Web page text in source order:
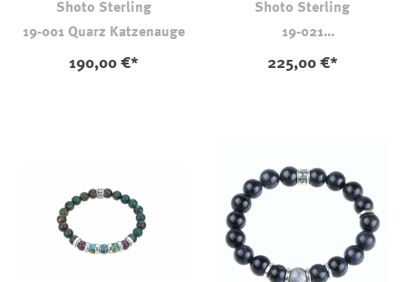
Shoto Sterling
19-001 Quarz Katzenauge
190,00 €*
Shoto Sterling
19-021
225,00 €*